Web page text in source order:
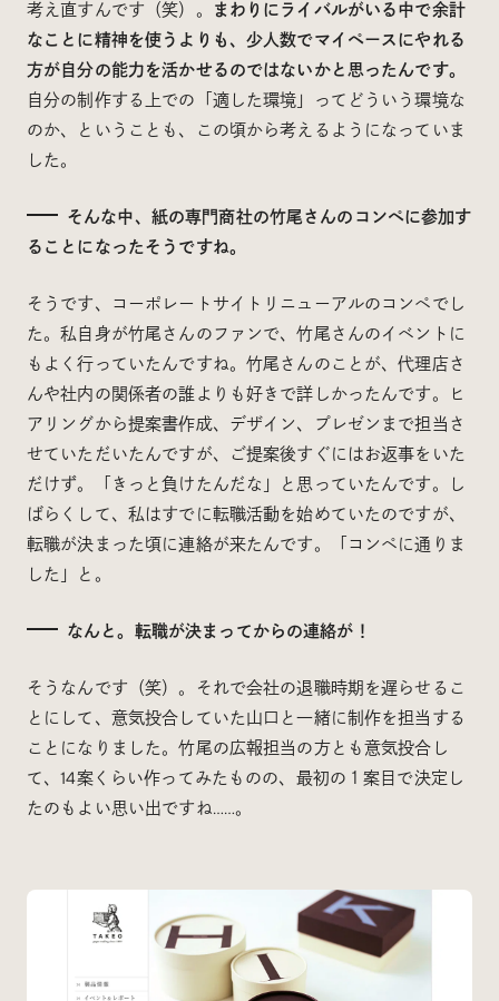
考え直すんです（笑）。
まわりにライバルがいる中で余計
なことに精神を使うよりも、少人数でマイペースにやれる
方が自分の能力を活かせるのではないかと思ったんです。
自分の制作する上での「適した環境」ってどういう環境な
のか、ということも、この頃から考えるようになっていま
した。
そんな中、紙の専門商社の竹尾さんのコンペに参加す
ることになったそうですね。
そうです、コーポレートサイトリニューアルのコンペでし
た。私自身が竹尾さんのファンで、竹尾さんのイベントに
もよく行っていたんですね。竹尾さんのことが、代理店さ
んや社内の関係者の誰よりも好きで詳しかったんです。ヒ
アリングから提案書作成、デザイン、プレゼンまで担当さ
せていただいたんですが、ご提案後すぐにはお返事をいた
だけず。「きっと負けたんだな」と思っていたんです。し
ばらくして、私はすでに転職活動を始めていたのですが、
転職が決まった頃に連絡が来たんです。「コンペに通りま
した」と。
なんと。転職が決まってからの連絡が！
そうなんです（笑）。それで会社の退職時期を遅らせるこ
とにして、意気投合していた山口と一緒に制作を担当する
ことになりました。竹尾の広報担当の方とも意気投合し
て、14案くらい作ってみたものの、最初の１案目で決定し
たのもよい思い出ですね……。